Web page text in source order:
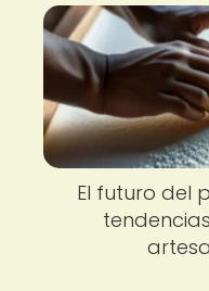
El futuro del